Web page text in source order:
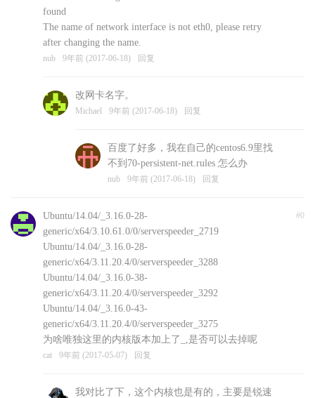
found
The name of network interface is not eth0, please retry
after changing the name.
nub 9年前 (2017-06-18) 回复
改网卡名字。
Michael 9年前 (2017-06-18) 回复
百度了好多，我在自己的centos6.9里找
不到70-persistent-net.rules 怎么办
nub 9年前 (2017-06-18) 回复
#0
Ubuntu/14.04/_3.16.0-28-
generic/x64/3.10.61.0/0/serverspeeder_2719
Ubuntu/14.04/_3.16.0-28-
generic/x64/3.11.20.4/0/serverspeeder_3288
Ubuntu/14.04/_3.16.0-38-
generic/x64/3.11.20.4/0/serverspeeder_3292
Ubuntu/14.04/_3.16.0-43-
generic/x64/3.11.20.4/0/serverspeeder_3275
为啥唯独这里的内核版本加上了_,是否可以去掉呢
cat 9年前 (2017-05-07) 回复
我对比了下，这个内核也是有的，主要是锐速